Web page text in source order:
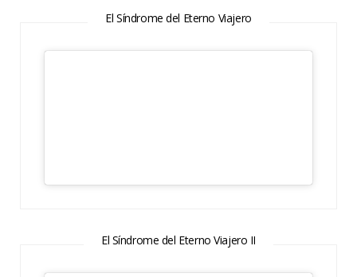
El Síndrome del Eterno Viajero
El Síndrome del Eterno Viajero II